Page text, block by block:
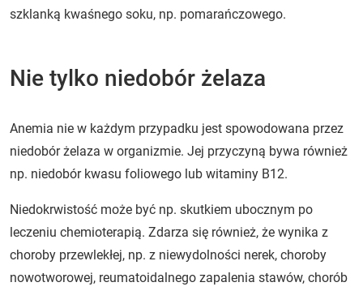
szklanką kwaśnego soku, np. pomarańczowego.
Nie tylko niedobór żelaza
Anemia nie w każdym przypadku jest spowodowana przez
niedobór żelaza w organizmie. Jej przyczyną bywa również
np. niedobór kwasu foliowego lub witaminy B12.
Niedokrwistość może być np. skutkiem ubocznym po
leczeniu chemioterapią. Zdarza się również, że wynika z
choroby przewlekłej, np. z niewydolności nerek, choroby
nowotworowej, reumatoidalnego zapalenia stawów, chorób